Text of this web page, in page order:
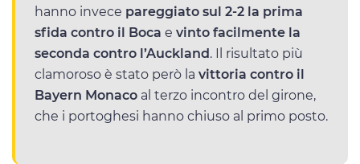
hanno invece pareggiato sul 2-2 la prima
sfida contro il Boca e vinto facilmente la
seconda contro l’Auckland . Il risultato più
clamoroso è stato però la vittoria contro il
Bayern Monaco al terzo incontro del girone,
che i portoghesi hanno chiuso al primo posto.